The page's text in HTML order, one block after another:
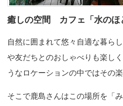
癒しの空間 カフェ「水のほ
自然に囲まれて悠々自適な暮ら
や友だちとのおしゃべりも楽し
うなロケーションの中ではその
そこで鹿島さんはこの場所を「